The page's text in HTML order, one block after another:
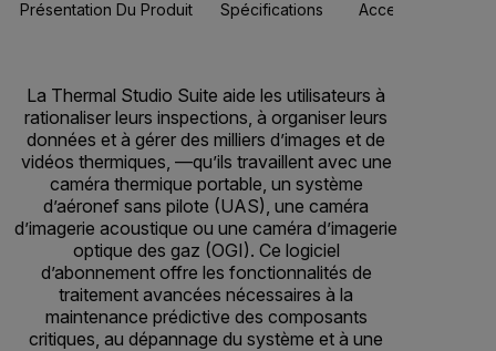
Présentation Du Produit Spécifications Accessoires
La Thermal Studio Suite aide les utilisateurs à
rationaliser leurs inspections, à organiser leurs
données et à gérer des milliers d’images et de
vidéos thermiques, —qu’ils travaillent avec une
caméra thermique portable, un système
d’aéronef sans pilote (UAS), une caméra
d’imagerie acoustique ou une caméra d’imagerie
optique des gaz (OGI). Ce logiciel
d’abonnement offre les fonctionnalités de
traitement avancées nécessaires à la
maintenance prédictive des composants
critiques, au dépannage du système et à une